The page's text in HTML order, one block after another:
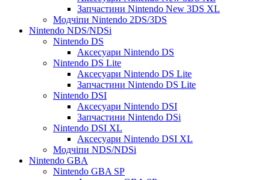
Запчастини Nintendo New 3DS XL
Модчіпи Nintendo 2DS/3DS
Nintendo NDS/NDSi
Nintendo DS
Аксесуари Nintendo DS
Nintendo DS Lite
Аксесуари Nintendo DS Lite
Запчастини Nintendo DS Lite
Nintendo DSI
Аксесуари Nintendo DSI
Запчастини Nintendo DSi
Nintendo DSI XL
Аксесуари Nintendo DSI XL
Модчіпи NDS/NDSi
Nintendo GBA
Nintendo GBA SP